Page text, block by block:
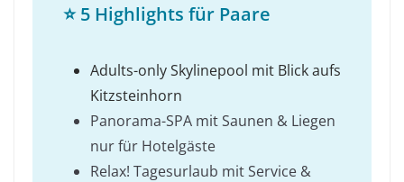
⭐5 Highlights für Paare
Adults-only Skylinepool mit Blick aufs
Kitzsteinhorn
Panorama-SPA mit Saunen & Liegen
nur für Hotelgäste
Relax! Tagesurlaub mit Service &